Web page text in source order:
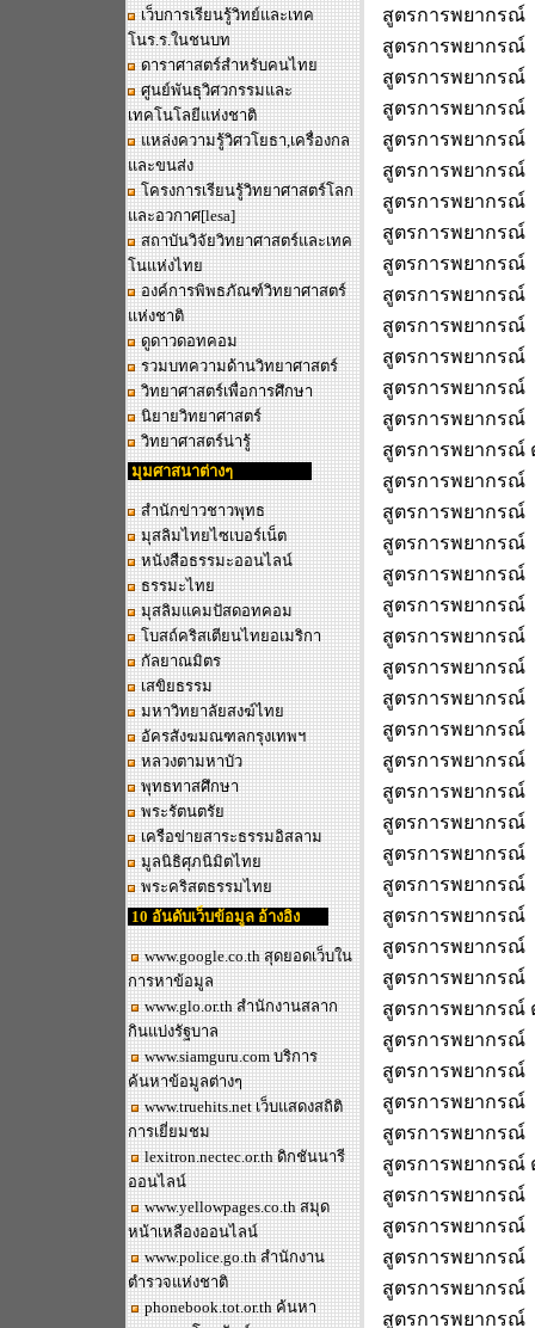
เว็บการเรียนรู้วิทย์และเทค
โนร.ร.ในชนบท
ดาราศาสตร์สำหรับคนไทย
ศูนย์พันธุวิศวกรรมและ
เทคโนโลยีแห่งชาติ
แหล่งความรู้วิศวโยธา,เครื่องกล
และขนส่ง
โครงการเรียนรู้วิทยาศาสตร์โลก
และอวกาศ[lesa]
สถาบันวิจัยวิทยาศาสตร์และเทค
โนแห่งไทย
องค์การพิพธภัณฑ์วิทยาศาสตร์
แห่งชาติ
ดูดาวดอทคอม
รวมบทความด้านวิทยาศาสตร์
วิทยาศาสตร์เพื่อการศึกษา
นิยายวิทยาศาสตร์
วิทยาศาสตร์น่ารู้
มุมศาสนาต่างๆ
สำนักข่าวชาวพุทธ
มุสลิมไทยไซเบอร์เน็ต
หนังสือธรรมะออนไลน์
ธรรมะไทย
มุสลิมแคมปัสดอทคอม
โบสถ์คริสเตียนไทยอเมริกา
กัลยาณมิตร
เสขิยธรรม
มหาวิทยาลัยสงฆ์ไทย
อัครสังฆมณฑลกรุงเทพฯ
หลวงตามหาบัว
พุทธทาสศึกษา
พระรัตนตรัย
เครือข่ายสาระธรรมอิสลาม
มูลนิธิศุภนิมิตไทย
พระคริสตธรรมไทย
10 อันดับเว็บข้อมูล อ้างอิง
www.google.co.thสุดยอดเว็บใน
การหาข้อมูล
www.glo.or.th สำนักงานสลาก
กินแบ่งรัฐบาล
www.siamguru.com บริการ
ค้นหาข้อมูลต่างๆ
www.truehits.net เว็บแสดงสถิติ
การเยี่ยมชม
lexitron.nectec.or.th ดิกชันนารี
ออนไลน์
www.yellowpages.co.th สมุด
หน้าเหลืองออนไลน์
www.police.go.thสำนักงาน
ตำรวจแห่งชาติ
phonebook.tot.or.thค้นหา
สูตรการพยากรณ์
สูตรการพยากรณ์
สูตรการพยากรณ์
สูตรการพยากรณ์
สูตรการพยากรณ์
สูตรการพยากรณ์
สูตรการพยากรณ์
สูตรการพยากรณ์
สูตรการพยากรณ์
สูตรการพยากรณ์
สูตรการพยากรณ์
สูตรการพยากรณ์
สูตรการพยากรณ์
สูตรการพยากรณ์
สูตรการพยากรณ์
สูตรการพยากรณ์
สูตรการพยากรณ์
สูตรการพยากรณ์
สูตรการพยากรณ์
สูตรการพยากรณ์
สูตรการพยากรณ์
สูตรการพยากรณ์
สูตรการพยากรณ์
สูตรการพยากรณ์
สูตรการพยากรณ์
สูตรการพยากรณ์
สูตรการพยากรณ์
สูตรการพยากรณ์
สูตรการพยากรณ์
สูตรการพยากรณ์
สูตรการพยากรณ์
สูตรการพยากรณ์
สูตรการพยากรณ์
สูตรการพยากรณ์
สูตรการพยากรณ์
สูตรการพยากรณ์
สูตรการพยากรณ์
สูตรการพยากรณ์
สูตรการพยากรณ์
สูตรการพยากรณ์
สูตรการพยากรณ์
สูตรการพยากรณ์
สูตรการพยากรณ์